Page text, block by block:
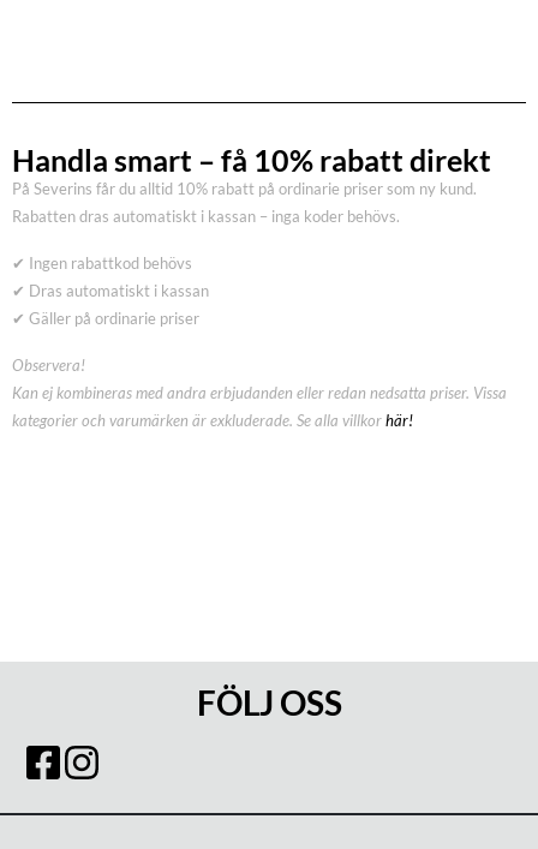
Handla smart – få 10% rabatt direkt
På Severins får du alltid 10% rabatt på ordinarie priser som ny kund.
Rabatten dras automatiskt i kassan – inga koder behövs.
✔ Ingen rabattkod behövs
✔ Dras automatiskt i kassan
✔ Gäller på ordinarie priser
Observera!
Kan ej kombineras med andra erbjudanden eller redan nedsatta priser. Vissa
kategorier och varumärken är exkluderade. Se alla villkorhär!
FÖLJ OSS